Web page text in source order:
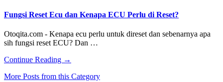
Bunyi
Berisik
Saat
Itu
Kenapa
Fungsi Reset Ecu dan Kenapa ECU Perlu di Reset?
Otoqita.com - Kenapa ecu perlu untuk direset dan sebenarnya apa
sih fungsi reset ECU? Dan …
Continue Reading about
Reset
→
More Posts from this Category